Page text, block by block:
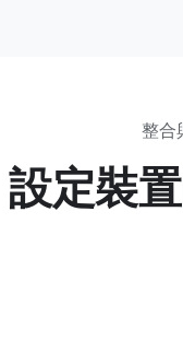
整合
設定裝